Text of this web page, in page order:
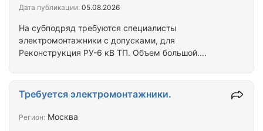
На субподряд требуются специалисты
электромонтажники с допусками, для
Реконструкция РУ-6 кВ ТП. Объем большой.
для просчета КП.
Дата публикации: 05.08.2026
Требуется электромонтажники.
Регион: Москва